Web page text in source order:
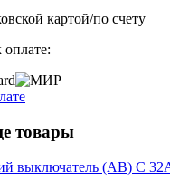
картой/по счету
товары